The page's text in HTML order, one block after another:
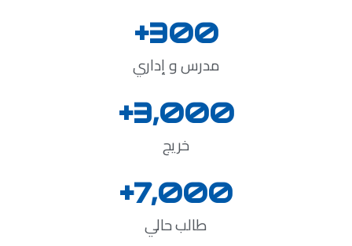
مدرس و إداري
300
+
خريج
3,000
+
طالب حالي
7,000
+